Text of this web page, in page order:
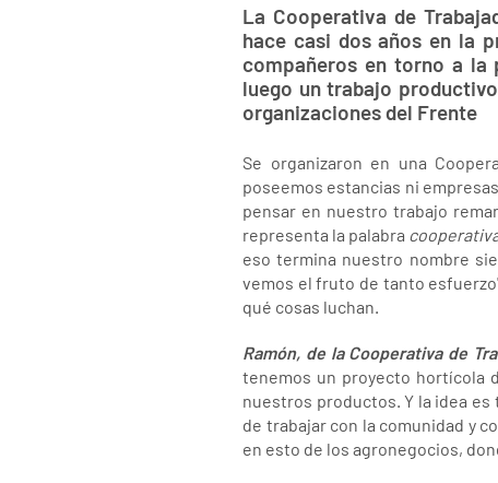
La Cooperativa de
hace casi dos años en la
compañeros en torno a la
luego un trabajo
organizaciones del Frente
Se organizaron en una
poseemos estancias ni
pensar en nuestro trabajo
representa la palabra
eso termina nuestro nombre
vemos el fruto de tanto
qué cosas luchan.
Ramón, de la Cooperativa de
tenemos un proyecto hortícola
nuestros productos. Y la idea
de trabajar con la comunidad y
en esto de los agronegocios,